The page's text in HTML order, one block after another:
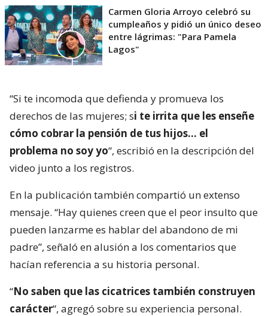
Carmen Gloria Arroyo celebró su
cumpleaños y pidió un único deseo
entre lágrimas: "Para Pamela
Lagos"
“Si te incomoda que defienda y promueva los
derechos de las mujeres; si te irrita que les enseñe
cómo cobrar la pensión de tus hijos… el
problema no soy yo“, escribió en la descripción del
video junto a los registros.
En la publicación también compartió un extenso
mensaje. “Hay quienes creen que el peor insulto que
pueden lanzarme es hablar del abandono de mi
padre”, señaló en alusión a los comentarios que
hacían referencia a su historia personal.
“No saben que las cicatrices también construyen
carácter“, agregó sobre su experiencia personal.